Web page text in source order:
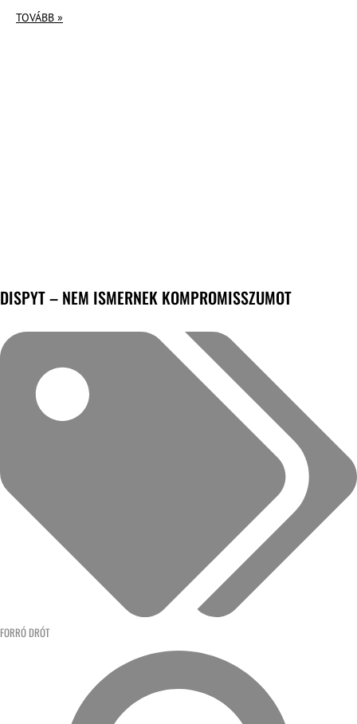
TOVÁBB »
DISPYT – NEM ISMERNEK KOMPROMISSZUMOT
FORRÓ DRÓT